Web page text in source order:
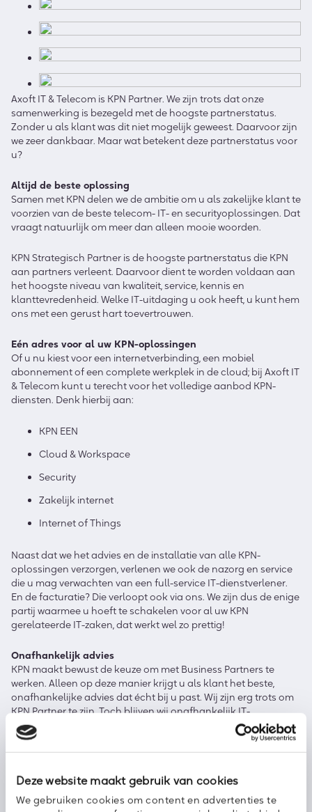
Deze website maakt gebruik van cookies
We gebruiken cookies om content en advertenties te
Axoft IT & Telecom is KPN Partner. We zijn trots dat onze
samenwerking is bezegeld met de hoogste partnerstatus.
Zonder u als klant was dit niet mogelijk geweest. Daarvoor zijn
we zeer dankbaar. Maar wat betekent deze partnerstatus voor
u?
Altijd de beste oplossing
Samen met KPN delen we de ambitie om u als zakelijke klant te
voorzien van de beste telecom- IT- en securityoplossingen. Dat
vraagt natuurlijk om meer dan alleen mooie woorden.
KPN Strategisch Partner is de hoogste partnerstatus die KPN
aan partners verleent. Daarvoor dient te worden voldaan aan
het hoogste niveau van kwaliteit, service, kennis en
klanttevredenheid. Welke IT-uitdaging u ook heeft, u kunt hem
ons met een gerust hart toevertrouwen.
Eén adres voor al uw KPN-oplossingen
Of u nu kiest voor een internetverbinding, een mobiel
abonnement of een complete werkplek in de cloud; bij Axoft IT
& Telecom kunt u terecht voor het volledige aanbod KPN-
diensten. Denk hierbij aan:
KPN EEN
Cloud & Workspace
Security
Zakelijk internet
Internet of Things
Naast dat we het advies en de installatie van alle KPN-
oplossingen verzorgen, verlenen we ook de nazorg en service
die u mag verwachten van een full-service IT-dienstverlener.
En de facturatie? Die verloopt ook via ons. We zijn dus de enige
partij waarmee u hoeft te schakelen voor al uw KPN
gerelateerde IT-zaken, dat werkt wel zo prettig!
Onafhankelijk advies
KPN maakt bewust de keuze om met Business Partners te
werken. Alleen op deze manier krijgt u als klant het beste,
onafhankelijke advies dat écht bij u past. Wij zijn erg trots om
KPN Partner te zijn. Toch blijven wij onafhankelijk IT-
dienstverlener en kijken we altijd naar wat de beste oplossing
voor úw IT-uitdaging is. We overzien het gehele landschap van
IT & telecom. Welke oplossing u ook kiest, u kunt ervan op aan
Meer weten?